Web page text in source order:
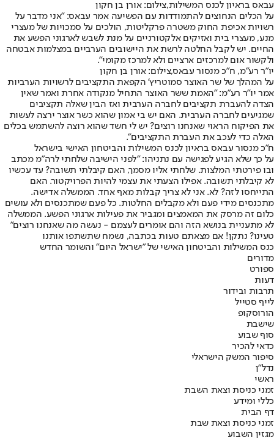
עבאס בראיון לכנס המשילות,צילום: אורן בן חקון
על הכלים הנחוצים להתמודדות עם הפשיעה אמר עבאס: "אני מדבר על
רשויות אכיפת החוק משטרה פרקליטות, הולכים על סמכויות של מעצרי
מנע, מעצרי בית ואזיקים אלקטורניים על מנת לשבש לארגוני הפשע את
החיים. יש לקבל החלטה לרשת את היישובים הערביים במצלמות אבטחה
ולקשור אום למרכזים ארציים ולא למרכז מקומי".
יו"ר רע"מ, ח"כ מנסור עבאס,צילום: אורן בן חקון
על המהלך של שר האוצר סמוטריץ' הקפאת התקציבים לרשויות הערביות
אמר יו"ר רע"מ: "האמת ששר האוצר התחיל מנקודה אחרת ואמר שאין
הצדה להעברת תקציבים לחברה הערבית ואז הבין שאלה תקציבים
שמגיעים לחברה הערבית. האם יש בי אמון שהוא כשר אוצר ירצה לעשות
את הפיקוח הראוי שאנחנו רוצים? יש לי חשד שהוא רוצה להשתמש בכלים
האלה כדי לעכב את העברת התקציבים".
ח"כ מנסור עבאס בראיון לכנס המשילות והביטחון האישי בישראל
על כך שלא הגיע לפגישה עם נתניהו: "לפני הישיבה שלחתי לרה"מ מכתב
ובו פירטתי המלצות. שלחתי אליו מסמך, האם קיבלתי תשובה? עד עכשיו
לא קיבלתי תשובה. אפילו הצעתי את עצמי להיות הפרויקטור. האם
התייחסו לזה? לא. אני לא צריך קבלות מאף אחד. הממשלה אדישה.
מתכנסים מידי פעם ולא מקבלים החלטות. כל פעם שמתכנסים ולא עושים
כלום זה מרסק את המאמצים ומגביר את פעילות ארגוני הפשע. הממשלה
לא מתעניית בנושא הזה והם אומרים לעצמם - נעשה מה שאנחנו רוצים"
טעינו? נתקן! אם מצאתם טעות בכתבה, נשמח שתשתפו אותנו
כנס המשילות והביטחון האישי של "ישראל היום" והשומר החדש
מדורים
ספורט
דעות
תרבות ובידור
לייף סטייל
הורוסקופ
שישבת
סוף שבוע
כדאי להכיר
סיפור המשק הישראלי
נדל"ן
ראשי
זמני כניסת וצאת השבת
כללי ומידע
דף הבית
זמני כניסת וצאת שבת
מגזין השבוע